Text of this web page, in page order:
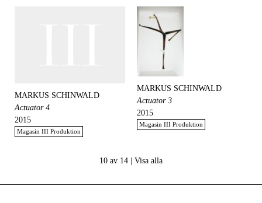
MARKUS SCHINWALD
Actuator 4
2015
Magasin III Produktion
MARKUS SCHINWALD
Actuator 3
2015
Magasin III Produktion
10 av 14 | Visa alla